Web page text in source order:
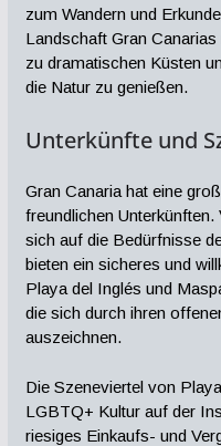
zum Wandern und
Landschaft Gran
zu dramatischen Küsten
die Natur zu genießen.
Unterkünfte und
Gran Canaria hat eine
freundlichen
sich auf die Bedürfnisse
bieten ein sicheres und
Playa del Inglés und
die sich durch ihren
auszeichnen.
Die Szeneviertel von
LGBTQ+ Kultur auf der
riesiges Einkaufs- und